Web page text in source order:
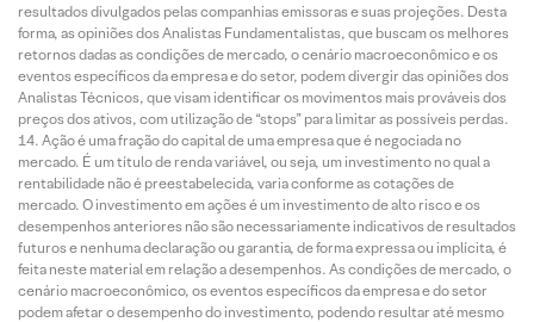
resultados divulgados pelas companhias emissoras e suas projeções. Desta
forma, as opiniões dos Analistas Fundamentalistas, que buscam os melhores
retornos dadas as condições de mercado, o cenário macroeconômico e os
eventos específicos da empresa e do setor, podem divergir das opiniões dos
Analistas Técnicos, que visam identificar os movimentos mais prováveis dos
preços dos ativos, com utilização de “stops” para limitar as possíveis perdas.
Ação é uma fração do capital de uma empresa que é negociada no
mercado. É um título de renda variável, ou seja, um investimento no qual a
rentabilidade não é preestabelecida, varia conforme as cotações de
mercado. O investimento em ações é um investimento de alto risco e os
desempenhos anteriores não são necessariamente indicativos de resultados
futuros e nenhuma declaração ou garantia, de forma expressa ou implícita, é
feita neste material em relação a desempenhos. As condições de mercado, o
cenário macroeconômico, os eventos específicos da empresa e do setor
podem afetar o desempenho do investimento, podendo resultar até mesmo